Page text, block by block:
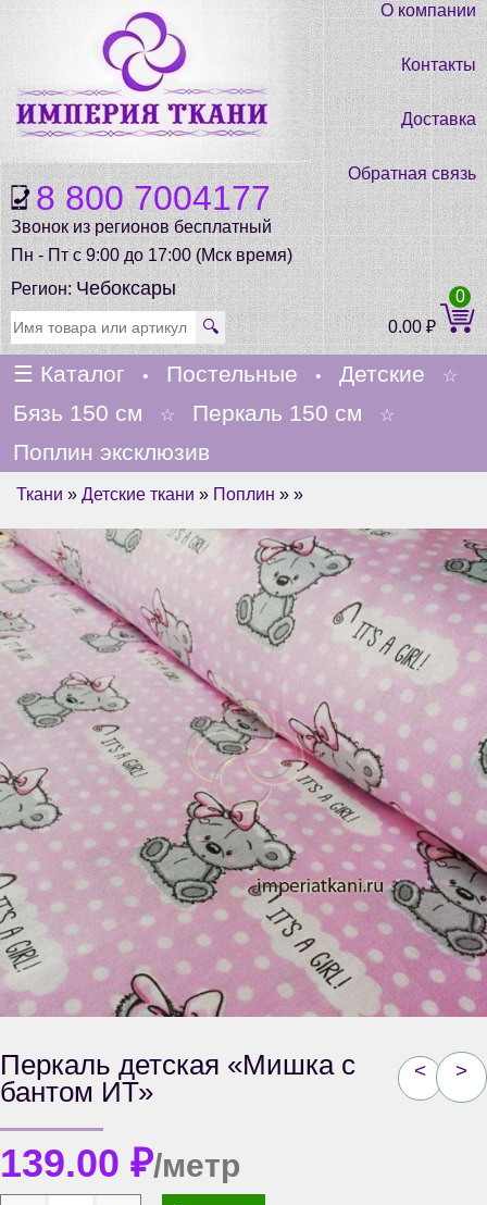
8 800 7004177
Звонок из регионов бесплатный
Пн - Пт с 9:00 до 17:00 (Мск время)
О компании
Контакты
Доставка
Обратная связь
Регион:Чебоксары
🔍 0.00₽
0
☰ Каталог • Постельные • Детские ☆
Бязь 150 см ☆ Перкаль 150 см ☆
Поплин эксклюзив
Ткани » Детские ткани » Поплин » »
< >
Перкаль детская «Мишка с
бантом ИТ»
139.00 ₽/метр